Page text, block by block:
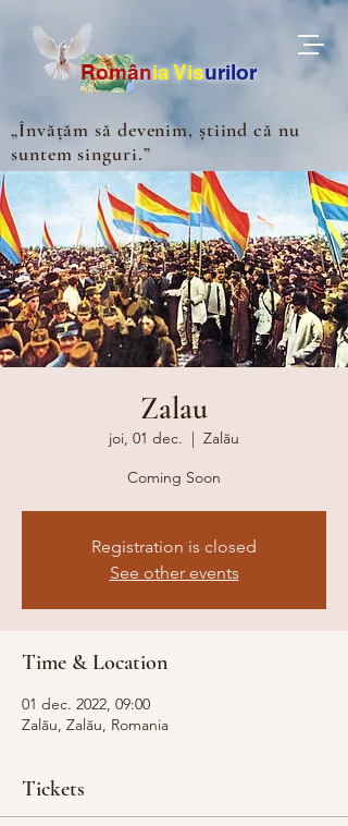
RomâniaVisurilor
„Învățăm să devenim, știind că nu
suntem singuri.”
Zalau
joi, 01 dec.
  |
Zalău
Coming Soon
Registration is closed
See other events
Time & Location
01 dec. 2022, 09:00
Zalău, Zalău, Romania
Tickets